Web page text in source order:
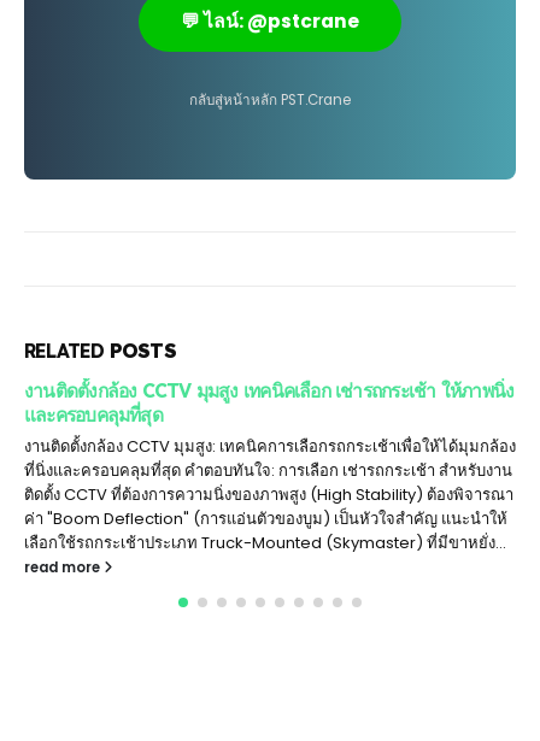
💬 ไลน์: @pstcrane
กลับสู่หน้าหลัก PST.Crane
RELATED POSTS
งานติดตั้งกล้อง CCTV มุมสูง เทคนิคเลือก เช่ารถกระเช้า ให้ภาพนิ่ง
และครอบคลุมที่สุด
งานติดตั้งกล้อง CCTV มุมสูง: เทคนิคการเลือกรถกระเช้าเพื่อให้ได้มุมกล้อง
ที่นิ่งและครอบคลุมที่สุด คำตอบทันใจ: การเลือก เช่ารถกระเช้า สำหรับงาน
ติดตั้ง CCTV ที่ต้องการความนิ่งของภาพสูง (High Stability) ต้องพิจารณา
ค่า "Boom Deflection" (การแอ่นตัวของบูม) เป็นหัวใจสำคัญ แนะนำให้
เลือกใช้รถกระเช้าประเภท Truck-Mounted (Skymaster) ที่มีขาหยั่ง...
read more